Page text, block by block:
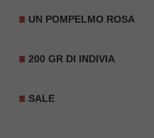
UN POMPELMO ROSA
200 GR DI INDIVIA
SALE